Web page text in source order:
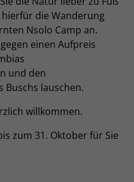
die Wanderung
Nsolo Camp an.
einen Aufpreis
und den
Buschs lauschen.
willkommen.
zum 31. Oktober für Sie